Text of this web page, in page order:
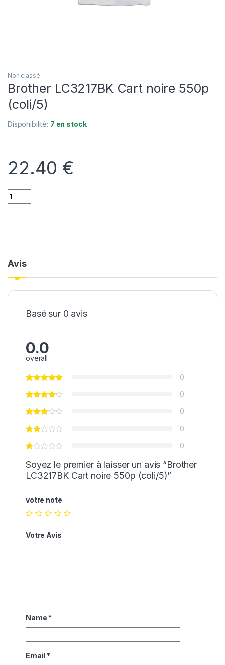
Non classé
Brother LC3217BK Cart noire 550p
(coli/5)
Disponibilité: 7 en stock
22.40 €
Quantity
Avis
Basé sur 0 avis
0.0
overall
0
0
0
0
0
Soyez le premier à laisser un avis “Brother
LC3217BK Cart noire 550p (coli/5)”
votre note
Votre Avis
Name *
Email *